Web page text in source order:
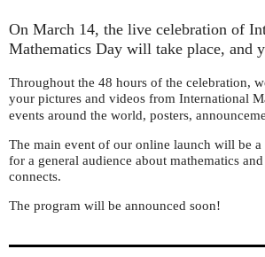
On March 14, the live celebration of
Mathematics Day will take place, and
Throughout the 48 hours of the celebration,
your pictures and videos from International
events around the world, posters,
The main event of our online launch will be a
for a general audience about mathematics
connects.
The program will be announced soon!